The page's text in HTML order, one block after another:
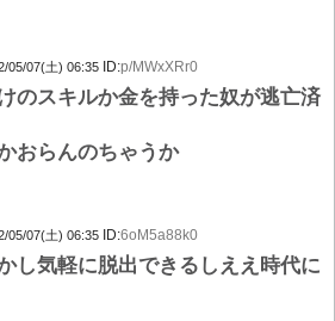
05/07(土) 06:35 ID:p/MWxXRr0
のスキルか金を持った奴が逃亡済
おらんのちゃうか
05/07(土) 06:35 ID:6oM5a88k0
し気軽に脱出できるしええ時代に